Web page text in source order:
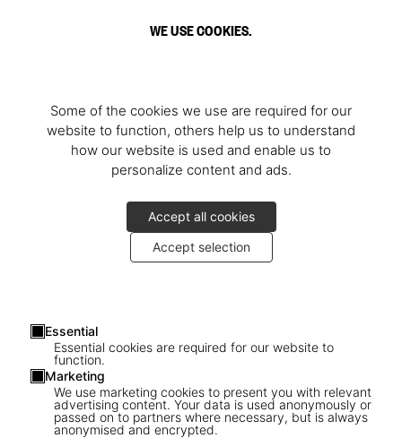
WE USE COOKIES.
Some of the cookies we use are required for our
website to function, others help us to understand
how our website is used and enable us to
personalize content and ads.
Accept all cookies
Accept selection
Essential
Essential cookies are required for our website to
function.
Marketing
We use marketing cookies to present you with relevant
advertising content. Your data is used anonymously or
passed on to partners where necessary, but is always
anonymised and encrypted.
1/14